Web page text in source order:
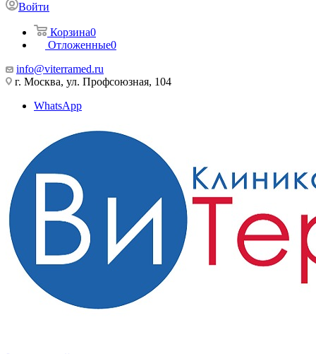
Войти
Корзина0
Отложенные0
info@viterramed.ru
г. Москва, ул. Профсоюзная, 104
WhatsApp